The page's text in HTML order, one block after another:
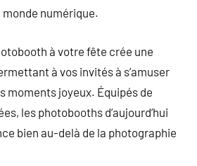
numérique.
à votre fête crée une
à vos invités à s’amuser
moments joyeux. Équipés de
les photobooths d’aujourd’hui
bien au-delà de la photographie